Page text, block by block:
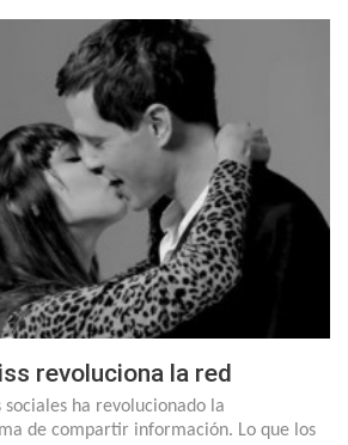
revoluciona la red
sociales ha revolucionado la
de compartir información. Lo que los